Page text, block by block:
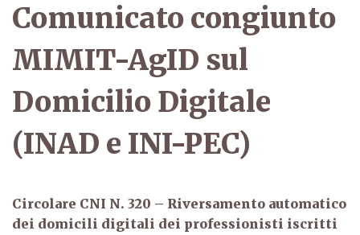
Comunicato congiunto
MIMIT-AgID sul
Domicilio Digitale
(INAD e INI-PEC)
Circolare CNI N. 320 – Riversamento automatico
dei domicili digitali dei professionisti iscritti